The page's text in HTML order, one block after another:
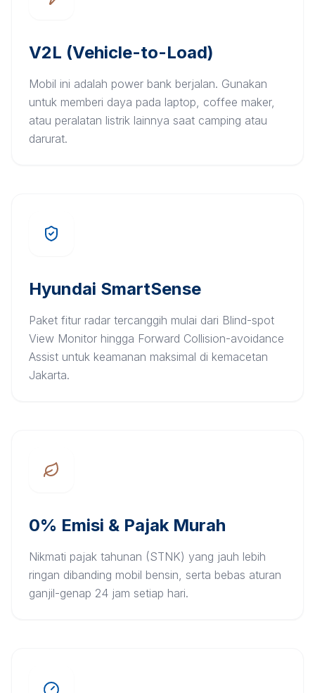
V2L (Vehicle-to-Load)
Mobil ini adalah power bank berjalan. Gunakan
untuk memberi daya pada laptop, coffee maker,
atau peralatan listrik lainnya saat camping atau
darurat.
Hyundai SmartSense
Paket fitur radar tercanggih mulai dari Blind-spot
View Monitor hingga Forward Collision-avoidance
Assist untuk keamanan maksimal di kemacetan
Jakarta.
0% Emisi & Pajak Murah
Nikmati pajak tahunan (STNK) yang jauh lebih
ringan dibanding mobil bensin, serta bebas aturan
ganjil-genap 24 jam setiap hari.